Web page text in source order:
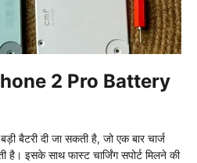
2 Pro Battery
बैटरी दी जा सकती है, जो एक बार चार्ज
इसके साथ फास्ट चार्जिंग सपोर्ट मिलने की